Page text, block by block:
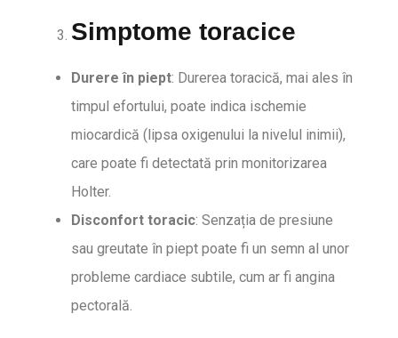
Simptome toracice
Durere în piept: Durerea toracică, mai ales în
timpul efortului, poate indica ischemie
miocardică (lipsa oxigenului la nivelul inimii),
care poate fi detectată prin monitorizarea
Holter.
Disconfort toracic: Senzația de presiune
sau greutate în piept poate fi un semn al unor
probleme cardiace subtile, cum ar fi angina
pectorală.